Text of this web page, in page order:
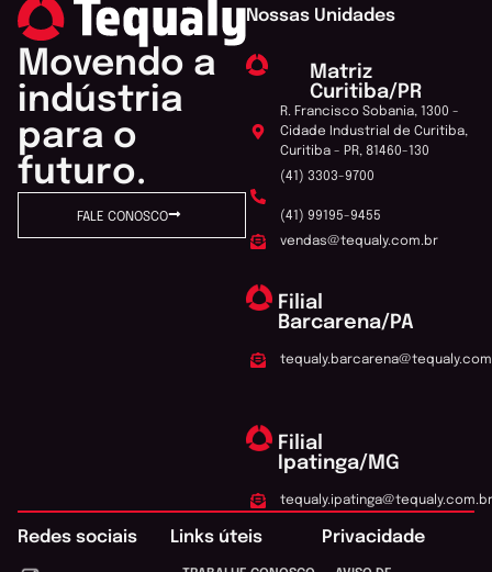
Movendo a
indústria
para o
futuro.
FALE CONOSCO
Nossas Unidades
Matriz
Curitiba/PR
R. Francisco Sobania, 1300 -
Cidade Industrial de Curitiba,
Curitiba - PR, 81460-130
(41) 3303-9700
(41) 99195-9455
vendas@tequaly.com.br
Filial
Barcarena/PA
Filial
Ipatinga/MG
tequaly.ipatinga@tequaly.com.br
Redes sociais Links úteis Privacidade